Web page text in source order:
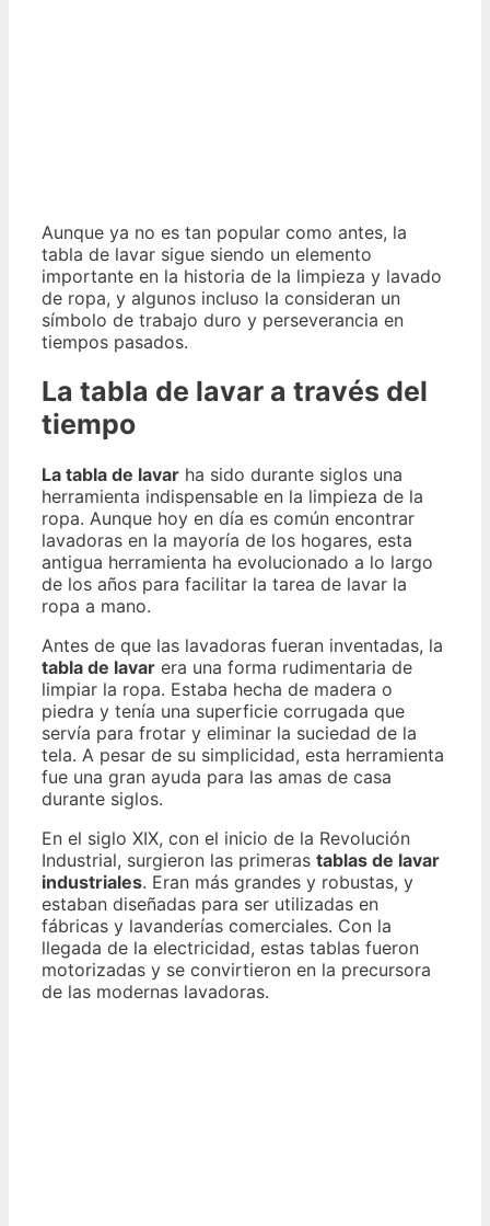
Aunque ya no es tan popular como antes, la
tabla de lavar sigue siendo un elemento
importante en la historia de la limpieza y lavado
de ropa, y algunos incluso la consideran un
símbolo de trabajo duro y perseverancia en
tiempos pasados.
La tabla de lavar a través del
tiempo
La tabla de lavar ha sido durante siglos una
herramienta indispensable en la limpieza de la
ropa. Aunque hoy en día es común encontrar
lavadoras en la mayoría de los hogares, esta
antigua herramienta ha evolucionado a lo largo
de los años para facilitar la tarea de lavar la
ropa a mano.
Antes de que las lavadoras fueran inventadas, la
tabla de lavar era una forma rudimentaria de
limpiar la ropa. Estaba hecha de madera o
piedra y tenía una superficie corrugada que
servía para frotar y eliminar la suciedad de la
tela. A pesar de su simplicidad, esta herramienta
fue una gran ayuda para las amas de casa
durante siglos.
En el siglo XIX, con el inicio de la Revolución
Industrial, surgieron las primeras tablas de lavar
industriales. Eran más grandes y robustas, y
estaban diseñadas para ser utilizadas en
fábricas y lavanderías comerciales. Con la
llegada de la electricidad, estas tablas fueron
motorizadas y se convirtieron en la precursora
de las modernas lavadoras.